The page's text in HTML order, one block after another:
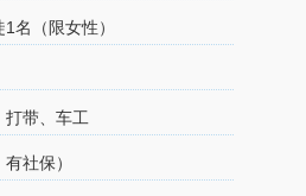
名（限女性）
打带、车工
社保）